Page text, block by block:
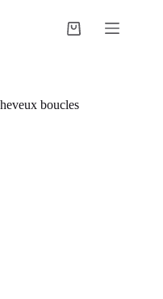
Panier
boucles